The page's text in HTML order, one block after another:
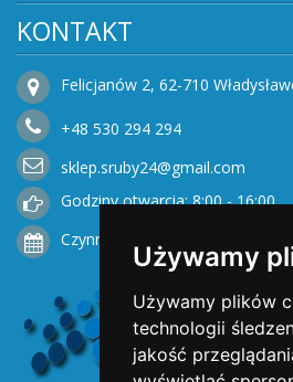
Używamy
Używamy plików
technologii
jakość
KONTAKT
Felicjanów 2, 62-710
+48 530 294 294
sklep.sruby24@gmail.com
Godziny otwarcia: 8:00 - 16:00
Czynne od Poniedziałku do